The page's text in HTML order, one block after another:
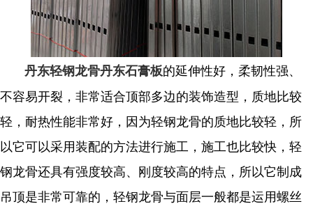
丹东轻钢龙骨丹东石膏板的延伸性好，柔韧性强、
不容易开裂，非常适合顶部多边的装饰造型，质地比较
轻，耐热性能非常好，因为轻钢龙骨的质地比较轻，所
以它可以采用装配的方法进行施工，施工也比较快，轻
钢龙骨还具有强度较高、刚度较高的特点，所以它制成
吊顶是非常可靠的，轻钢龙骨与面层一般都是运用螺丝